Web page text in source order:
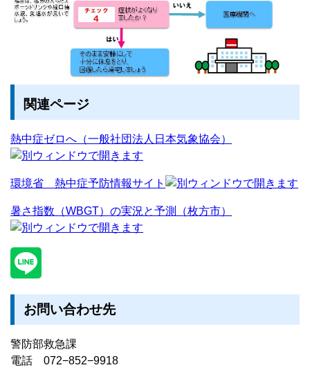
関連ページ
熱中症ゼロへ（一般社団法人日本気象協会）
環境省 熱中症予防情報サイト
暑さ指数（WBGT）の実況と予測（枚方市）
お問い合わせ先
警防部救急課
電話 072−852−9918